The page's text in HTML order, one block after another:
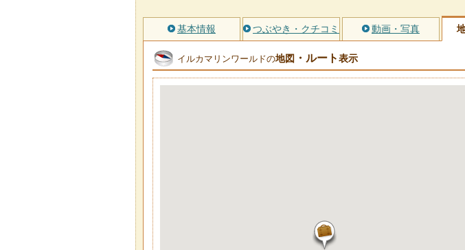
基本情報 つぶやき・クチコミ 動画・写真
イルカマリンワールドの地図 ・ルート表示